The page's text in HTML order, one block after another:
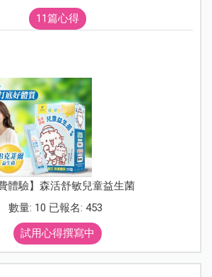
11篇心得
費體驗】森活舒敏兒童益生菌
數量: 10 已報名: 453
試用心得撰寫中